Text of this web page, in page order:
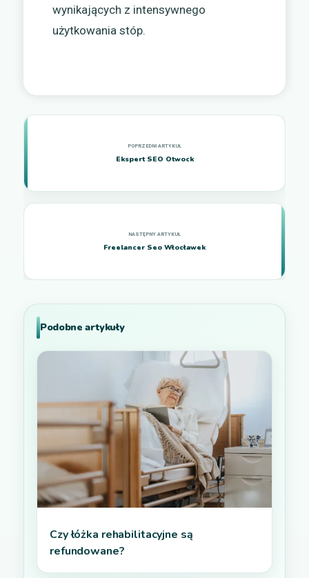
wynikających z intensywnego
użytkowania stóp.
Ekspert SEO Otwock
Freelancer Seo Włocławek
Podobne artykuły
Czy łóżka rehabilitacyjne są
refundowane?